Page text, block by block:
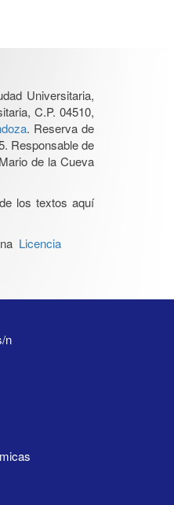
Universitaria,
C.P. 04510,
. Reserva de
Responsable de
de la Cueva
los textos aquí
Licencia
n